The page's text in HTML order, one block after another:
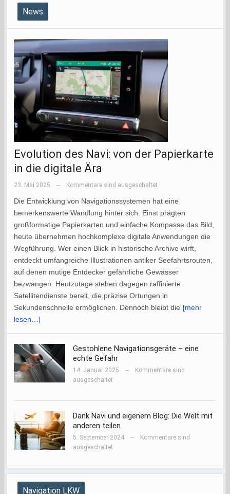
News
Evolution des Navi: von der Papierkarte
in die digitale Ära
23. Mai 2025 — Kommentare sind ausgeschaltet
Die Entwicklung von Navigationssystemen hat eine
bemerkenswerte Wandlung hinter sich. Einst prägten
großformatige Papierkarten und einfache Kompasse das Bild,
heute übernehmen hochkomplexe digitale Anwendungen die
Wegführung. Wer einen Blick in historische Archive wirft,
entdeckt umfangreiche Illustrationen antiker Seefahrtsrouten,
auf denen mutige Entdecker gefährliche Gewässer
bezwangen. Heutzutage stehen dagegen raffinierte
Satellitendienste bereit, die präzise Ortungen in
Sekundenschnelle ermöglichen. Dennoch bleibt die [mehr
lesen…]
Gestohlene Navigationsgeräte – eine
echte Gefahr
14. Januar 2025 —
Kommentare sind
ausgeschaltet
Dank Navi und eigenem Blog: Die Welt mit
anderen teilen
5. September 2024 —
Kommentare sind
ausgeschaltet
Navigation LKW